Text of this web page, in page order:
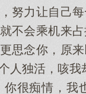
努力让自己
不会乘机来
思念你，原
人独活，咳我
很痴情，我